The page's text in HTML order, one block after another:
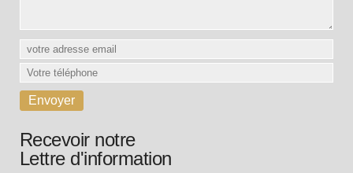
Recevoir notre
Lettre d'information